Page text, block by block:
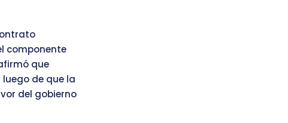
componente
que
de que la
del gobierno